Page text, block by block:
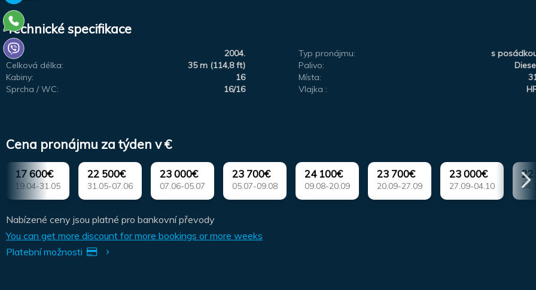
Technické specifikace
Rok: 2004. Typ pronájmu:
s
Celková délka:
35 m (114,8 ft) Palivo:
Kabiny:
16 Místa:
Sprcha / WC:
16/16 Vlajka :
Cena pronájmu za týden v €
17 600€
19.04-31.05
22 500€
31.05-07.06
23 000€
07.06-05.07
23 700€
05.07-09.08
24 100€
09.08-20.09
23 700€
20.09-27.09
23 000€
27.09-04.10
22
Nabízené ceny jsou platné pro bankovní převody
You can get more discount for more bookings or more weeks
Platební možnosti